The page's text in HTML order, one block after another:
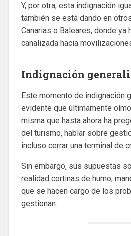
Y, por otra, esta indignación
también se está dando en
Canarias o Baleares, donde ya
canalizada hacia
Indignación
Este momento de indignación
evidente que últimamente
misma que hasta ahora ha
del turismo, hablar sobre
incluso cerrar una terminal de
Sin embargo, sus supuestas
realidad cortinas de humo,
que se hacen cargo de los
gestionan.